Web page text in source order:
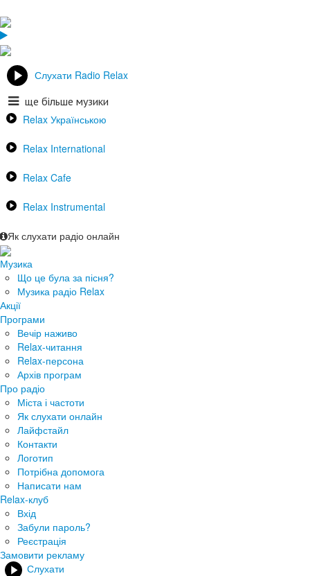
Слухати Radio Relax
ще більше музики
Relax Українською
Relax International
Relax Cafe
Relax Instrumental
Як слухати радіо онлайн
Музика
Що це була за пісня?
Музика радіо Relax
Акції
Програми
Вечір наживо
Relax-читання
Relax-персона
Архів програм
Про радіо
Міста і частоти
Як слухати онлайн
Лайфстайл
Контакти
Логотип
Потрібна допомога
Написати нам
Relax-клуб
Вхід
Забули пароль?
Реєстрація
Замовити рекламу
Слухати